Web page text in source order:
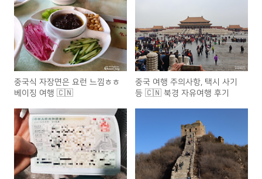
중국식 자장면은 요런 느낌ㅎㅎ
베이징 여행 🇨🇳
중국 여행 주의사항, 택시 사기
등 🇨🇳 북경 자유여행 후기